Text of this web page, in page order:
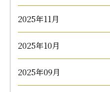
2025年11月
2025年10月
2025年09月